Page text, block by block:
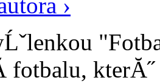
fotbalu,